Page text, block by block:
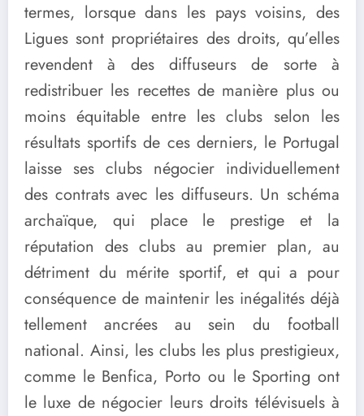
termes, lorsque dans les pays voisins, des
Ligues sont propriétaires des droits, qu’elles
revendent à des diffuseurs de sorte à
redistribuer les recettes de manière plus ou
moins équitable entre les clubs selon les
résultats sportifs de ces derniers, le Portugal
laisse ses clubs négocier individuellement
des contrats avec les diffuseurs. Un schéma
archaïque, qui place le prestige et la
réputation des clubs au premier plan, au
détriment du mérite sportif, et qui a pour
conséquence de maintenir les inégalités déjà
tellement ancrées au sein du football
national. Ainsi, les clubs les plus prestigieux,
comme le Benfica, Porto ou le Sporting ont
le luxe de négocier leurs droits télévisuels à